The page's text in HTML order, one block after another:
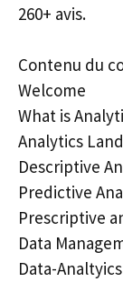
260+ avis.
Contenu du
Welcome
What is
Analytics
Descriptive
Predictive
Prescriptive
Data
Data-